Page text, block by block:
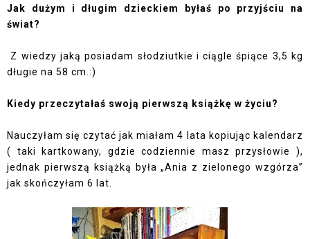
Jak dużym i długim dzieckiem byłaś po przyjściu na
świat?
Z wiedzy jaką posiadam słodziutkie i ciągle śpiące 3,5 kg
długie na 58 cm.:)
Kiedy przeczytałaś swoją pierwszą książkę w życiu?
Nauczyłam się czytać jak miałam 4 lata kopiując kalendarz
( taki kartkowany, gdzie codziennie masz przysłowie ),
jednak pierwszą książką była „Ania z zielonego wzgórza”
jak skończyłam 6 lat.